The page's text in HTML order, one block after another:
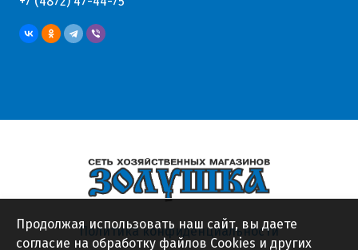
Политика конфиденциальности
Продолжая использовать наш сайт, вы даете
согласие на обработку файлов Cookies и других